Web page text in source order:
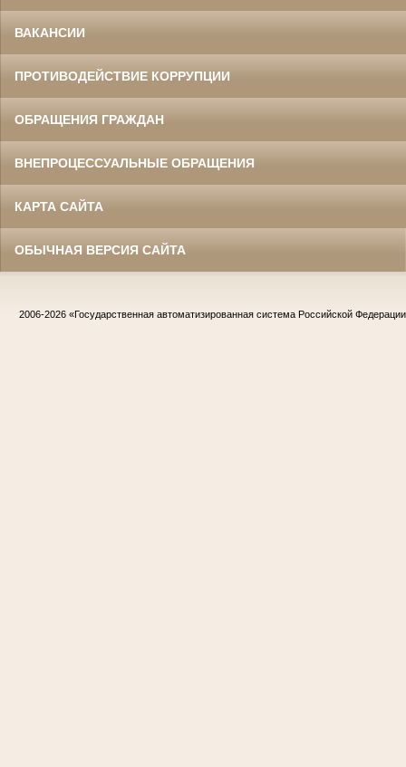
ВАКАНСИИ
ПРОТИВОДЕЙСТВИЕ КОРРУПЦИИ
ОБРАЩЕНИЯ ГРАЖДАН
ВНЕПРОЦЕССУАЛЬНЫЕ ОБРАЩЕНИЯ
КАРТА САЙТА
ОБЫЧНАЯ ВЕРСИЯ САЙТА
2006-2026 «Государственная автоматизированная система Российской